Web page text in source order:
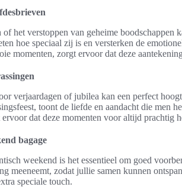
het verstoppen van geheime boodschappen
hoe speciaal zij is en versterken de
momenten, zorgt ervoor dat deze
verjaardagen of jubilea kan een perfect
toont de liefde en aandacht die men
dat deze momenten voor altijd prachtig
bagage
weekend is het essentieel om goed
meeneemt, zodat jullie samen kunnen
speciale touch.